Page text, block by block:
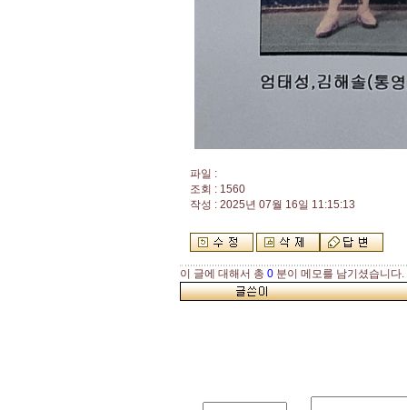
파일 :
조회 : 1560
작성 : 2025년 07월 16일 11:15:13
이 글에 대해서 총 0 분이 메모를 남기셨습니다.